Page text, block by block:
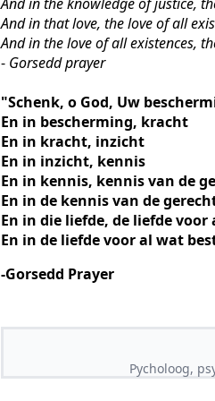
And in that love, the love of all
And in the love of all existences,
- Gorsedd prayer
"Schenk, o God, Uw
En in bescherming, kracht
En in kracht, inzicht
En in inzicht, kennis
En in kennis, kennis van de
En in de kennis van de
En in die liefde, de liefde
En in de liefde voor al wat
-Gorsedd Prayer
Pycholoog,